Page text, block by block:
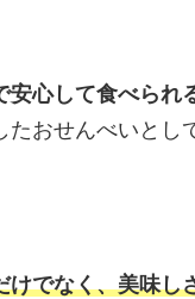
安心して食べられ
たおせんべいとし
けでなく、美味し